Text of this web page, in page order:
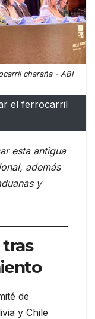
charaña - ABI
el ferrocarril
esta antigua
además
y
de
y Chile